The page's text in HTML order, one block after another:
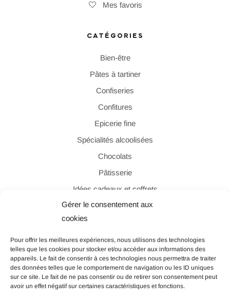
Gérer le consentement aux
cookies
Pour offrir les meilleures expériences, nous utilisons des technologies
telles que les cookies pour stocker et/ou accéder aux informations des
appareils. Le fait de consentir à ces technologies nous permettra de traiter
des données telles que le comportement de navigation ou les ID uniques
sur ce site. Le fait de ne pas consentir ou de retirer son consentement peut
avoir un effet négatif sur certaines caractéristiques et fonctions.
Mes favoris
CATÉGORIES
Bien-être
Pâtes à tartiner
Confiseries
Confitures
Epicerie fine
Spécialités alcoolisées
Chocolats
Pâtisserie
Idées cadeaux et coffrets
PAIEMENT SÉCURISÉ